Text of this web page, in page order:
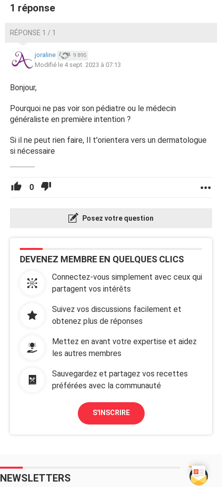
Ma fille de 8 ans se gratte beaucoup la tête et fait de
grosse plaque sèche qui saigne quand elle gratte ...
J'ai beau changer de shampoing rien y fait ...
J'y met de la dexeryl. Je vais essayer de trouver un
dermatologue qui prend de nouveau patients ...
Merci beaucoup
1 réponse
RÉPONSE 1 / 1
joraline 9 895
Modifié le 4 sept. 2023 à 07:13
Bonjour,
Pourquoi ne pas voir son pédiatre ou le médecin
généraliste en première intention ?
Si il ne peut rien faire, Il t'orientera vers un dermatologue
si nécessaire
0
Posez votre question
DEVENEZ MEMBRE EN QUELQUES CLICS
Connectez-vous simplement avec ceux qui
partagent vos intérêts
Suivez vos discussions facilement et
obtenez plus de réponses
Mettez en avant votre expertise et aidez
les autres membres
Sauvegardez et partagez vos recettes
préférées avec la communauté
S'INSCRIRE
NEWSLETTERS